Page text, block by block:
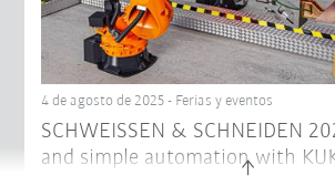
4 de agosto de 2025 - Ferias y eventos
SCHWEISSEN & SCHNEIDEN
and simple automation with